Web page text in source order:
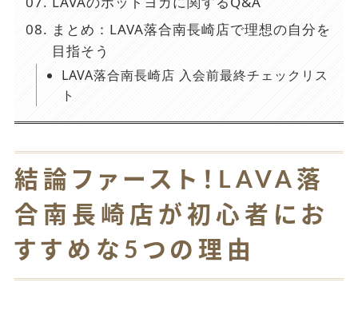
まとめ：LAVA落合南長崎店で理想の自分を
目指そう
LAVA落合南長崎店 入会前最終チェックリス
ト
結論ファースト！LAVA落
合南長崎店が初心者にお
すすめな5つの理由